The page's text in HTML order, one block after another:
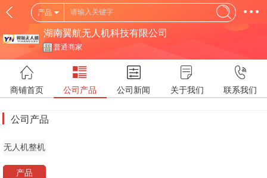
产品
湖南翼航无人机科技有限公司
普通商家
商铺首页 公司产品 公司新闻 关于我们 联系我们
公司产品
无人机整机
产品